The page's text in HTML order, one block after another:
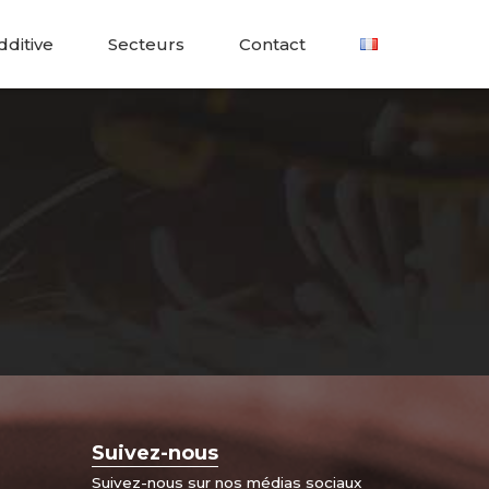
Secteurs Contact
Suivez-nous
Suivez-nous sur nos médias sociaux